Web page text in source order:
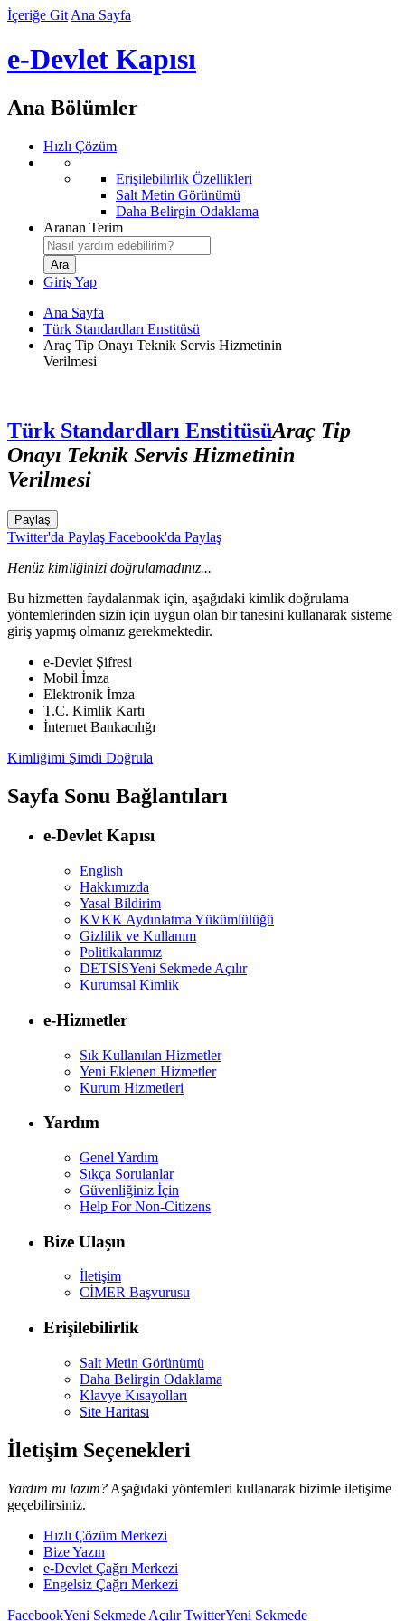
İçeriğe Git Ana Sayfa
e-Devlet Kapısı
Ana Bölümler
Hızlı Çözüm
Erişilebilirlik Özellikleri
Salt Metin Görünümü
Daha Belirgin Odaklama
Aranan Terim
Giriş Yap
Ana Sayfa
Türk Standardları Enstitüsü
Araç Tip Onayı Teknik Servis Hizmetinin
Verilmesi
Türk Standardları EnstitüsüAraç Tip
Onayı Teknik Servis Hizmetinin
Verilmesi
Paylaş
Twitter'da Paylaş Facebook'da Paylaş
Henüz kimliğinizi doğrulamadınız...
Bu hizmetten faydalanmak için, aşağıdaki kimlik doğrulama
yöntemlerinden sizin için uygun olan bir tanesini kullanarak sisteme
giriş yapmış olmanız gerekmektedir.
e-Devlet Şifresi
Mobil İmza
Elektronik İmza
T.C. Kimlik Kartı
İnternet Bankacılığı
Kimliğimi Şimdi Doğrula
Sayfa Sonu Bağlantıları
e-Devlet Kapısı
English
Hakkımızda
Yasal Bildirim
KVKK Aydınlatma Yükümlülüğü
Gizlilik ve Kullanım
Politikalarımız
DETSİSYeni Sekmede Açılır
Kurumsal Kimlik
e-Hizmetler
Sık Kullanılan Hizmetler
Yeni Eklenen Hizmetler
Kurum Hizmetleri
Yardım
Genel Yardım
Sıkça Sorulanlar
Güvenliğiniz İçin
Help For Non-Citizens
Bize Ulaşın
İletişim
CİMER Başvurusu
Erişilebilirlik
Salt Metin Görünümü
Daha Belirgin Odaklama
Klavye Kısayolları
Site Haritası
İletişim Seçenekleri
Yardım mı lazım? Aşağıdaki yöntemleri kullanarak bizimle iletişime
geçebilirsiniz.
Hızlı Çözüm Merkezi
Bize Yazın
e-Devlet Çağrı Merkezi
Engelsiz Çağrı Merkezi
FacebookYeni Sekmede AçılırTwitterYeni Sekmede